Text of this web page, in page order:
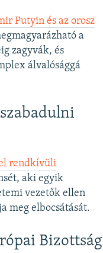
Putyin és az orosz
a
zagyvák, és
álvalósággá
rendkívüli
aki egyik
vezetők ellen
meg elbocsátását.
Bizottság